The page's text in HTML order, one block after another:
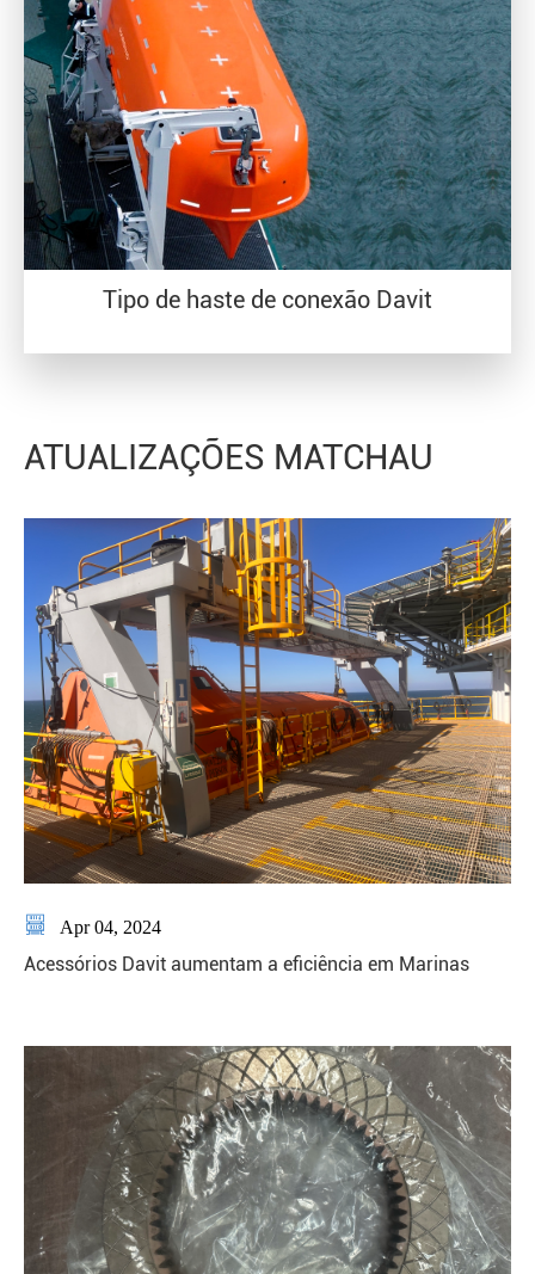
Tipo de haste de conexão Davit
ATUALIZAÇÕES MATCHAU
 Apr 04, 2024
Acessórios Davit aumentam a eficiência em Marinas